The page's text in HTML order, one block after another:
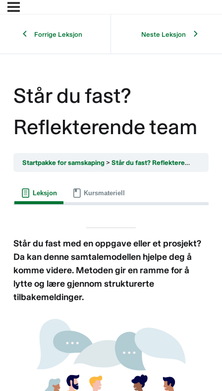
Forrige Leksjon Neste Leksjon
Står du fast?
Reflekterende team
Startpakke for samskaping Står du fast? Reflekterende team
Leksjon Kursmateriell
Står du fast med en oppgave eller et prosjekt?
Da kan denne samtalemodellen hjelpe deg å
komme videre. Metoden gir en ramme for å
lytte og lære gjennom strukturerte
tilbakemeldinger.